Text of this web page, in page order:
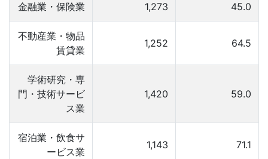
金融業・保険業 1,273 45.0
不動産業・物品
賃貸業
1,252 64.5
学術研究・専
門・技術サービ
ス業
1,420 59.0
宿泊業・飲食サ
ービス業
1,143 71.1